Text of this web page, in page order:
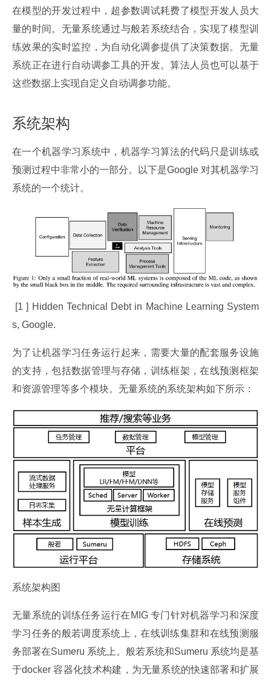
在模型的开发过程中，超参数调试耗费了模型开发人员大
量的时间。无量系统通过与般若系统结合，实现了模型训
练效果的实时监控，为自动化调参提供了决策数据。无量
系统正在进行自动调参工具的开发。算法人员也可以基于
这些数据上实现自定义自动调参功能。
系统架构
在一个机器学习系统中，机器学习算法的代码只是训练或
预测过程中非常小的一部分。以下是Google 对其机器学习
系统的一个统计。
s, Google.
为了让机器学习任务运行起来，需要大量的配套服务设施
的支持，包括数据管理与存储，训练框架，在线预测框架
和资源管理等多个模块。无量系统的系统架构如下所示：
系统架构图
无量系统的训练任务运行在MIG 专门针对机器学习和深度
学习任务的般若调度系统上，在线训练集群和在线预测服
务部署在Sumeru 系统上。般若系统和Sumeru 系统均是基
于docker 容器化技术构建，为无量系统的快速部署和扩展